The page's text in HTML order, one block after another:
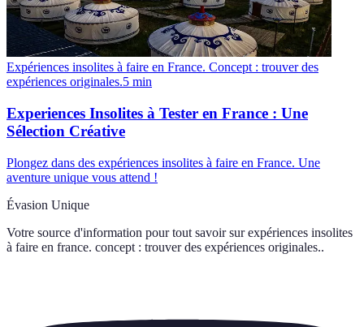
Expériences insolites à faire en France. Concept : trouver des
expériences originales.5 min
Experiences Insolites à Tester en France : Une
Sélection Créative
Plongez dans des expériences insolites à faire en France. Une
aventure unique vous attend !
Évasion Unique
Votre source d'information pour tout savoir sur expériences insolites
à faire en france. concept : trouver des expériences originales..